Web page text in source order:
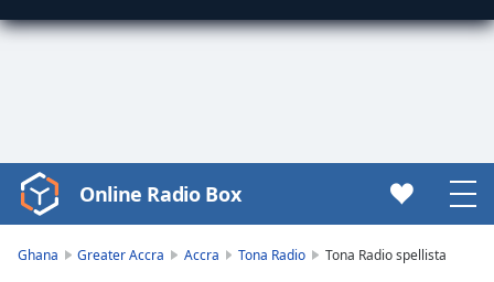
Video
Player
Online Radio Box
Ghana Greater Accra Accra Tona Radio Tona Radio spellista